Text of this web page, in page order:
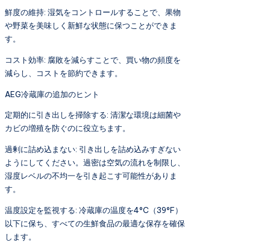
鮮度の維持: 湿気をコントロールすることで、果物
や野菜を美味しく新鮮な状態に保つことができま
す。
コスト効率: 腐敗を減らすことで、買い物の頻度を
減らし、コストを節約できます。
AEG冷蔵庫の追加のヒント
定期的に引き出しを掃除する: 清潔な環境は細菌や
カビの増殖を防ぐのに役立ちます。
過剰に詰め込まない: 引き出しを詰め込みすぎない
ようにしてください。過密は空気の流れを制限し、
湿度レベルの不均一を引き起こす可能性がありま
す。
温度設定を監視する: 冷蔵庫の温度を4°C（39°F）
以下に保ち、すべての生鮮食品の最適な保存を確保
します。